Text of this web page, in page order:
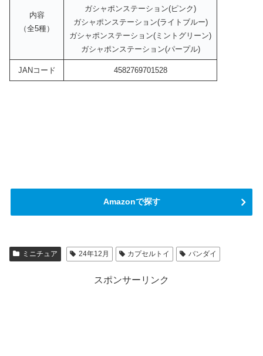
内容
（全5種）
ガシャポンステーション(ピンク)
ガシャポンステーション(ライトブルー)
ガシャポンステーション(ミントグリーン)
ガシャポンステーション(パープル)
JANコード 4582769701528
Amazonで探す
ミニチュア 24年12月 カプセルトイ バンダイ
スポンサーリンク